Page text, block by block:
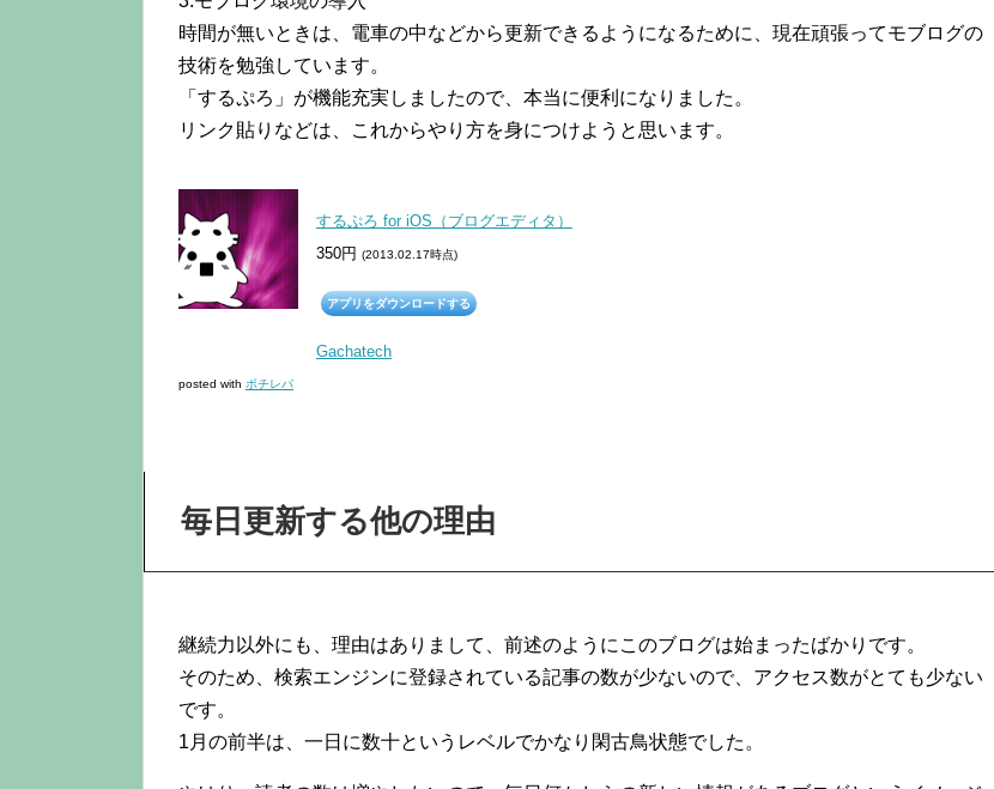
時間が無いときは、電車の中などから更新できるようになるために、現在頑張ってモブログの
技術を勉強しています。
「するぷろ」が機能充実しましたので、本当に便利になりました。
リンク貼りなどは、これからやり方を身につけようと思います。
するぷろ for iOS（ブログエディタ）
350円 (2013.02.17時点)
アプリをダウンロードする
Gachatech
posted with ポチレバ
毎日更新する他の理由
継続力以外にも、理由はありまして、前述のようにこのブログは始まったばかりです。
そのため、検索エンジンに登録されている記事の数が少ないので、アクセス数がとても少ない
です。
1月の前半は、一日に数十というレベルでかなり閑古鳥状態でした。